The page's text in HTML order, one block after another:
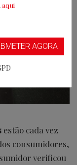
estão cada vez
consumidores,
verificou
aqui
AGORA